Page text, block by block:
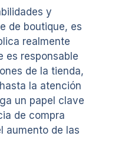
y
de boutique, es
realmente
es responsable
de la tienda,
la atención
un papel clave
de compra
aumento de las